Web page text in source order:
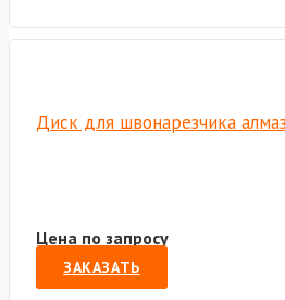
Диск для швонарезчика
Цена по запросу
ЗАКАЗАТЬ